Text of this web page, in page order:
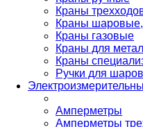
Краны
Краны
Краны газовые
Краны для
Краны
Ручки для
Амперметры
Амперметры